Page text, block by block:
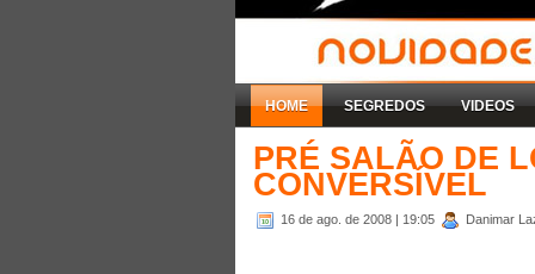
HOME SEGREDOS VIDEOS
PRÉ SALÃO DE
CONVERSÍVEL
16 de ago. de 2008 | 19:05 Danimar